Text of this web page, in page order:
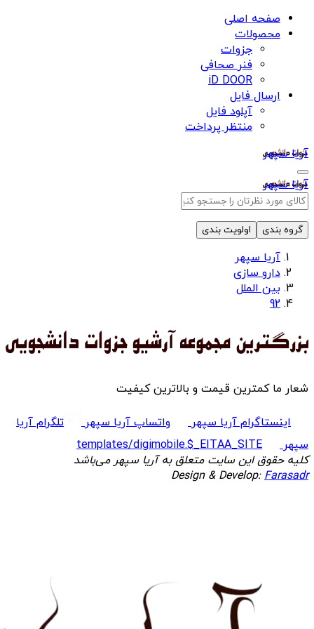
صفحه اصلی
محصولات
جزوات
فنر صحافی
iD DOOR
ارسال فایل
آپلود فایل
منتظر پرداخت
آریا سپهر
آریا سپهر
گروه بندی اولویت بندی
آریا سپهر
دارو سازی
بین الملل
92
شعار ما کمترین قیمت و بالاترین کیفیت
اینستاگرام آریا سپهر واتساپ آریا سپهر
تلگرام آریا
سپهر
templates/digimobile.$_EITAA_SITE
کلیه حقوق این سایت متعلق به آریا سپهر می‌باشد
Design & Develop:Farasadr